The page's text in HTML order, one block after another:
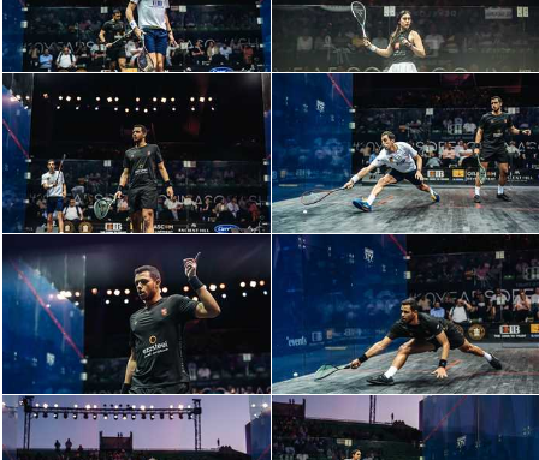
الكرة الأوروبية
الكرة الإفريقية
منتخب مصر
سعودي في الجول
الدوري الإنجليزي
الدوري الإسباني
دوري أبطال أوروبا
القسم الثاني
رياضات أخرى